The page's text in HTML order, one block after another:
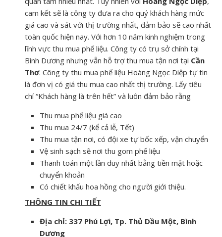
cam kết sẽ là công ty đưa ra cho quý khách hàng mức
giá cao và sát với thị trường nhất, đảm bảo sẽ cao nhất
toàn quốc hiện nay. Với hơn 10 năm kinh nghiệm trong
lĩnh vực thu mua phế liệu. Công ty có trụ sở chính tại
Bình Dương nhưng vẫn hỗ trợ thu mua tận nơi tại Cần
Thơ. Công ty thu mua phế liệu Hoàng Ngọc Diệp tự tin
là đơn vị có giá thu mua cao nhất thị trường. Lấy tiêu
chí “Khách hàng là trên hết” và luôn đảm bảo rằng
Thu mua phế liệu giá cao
Thu mua 24/7 (kể cả lễ, Tết)
Thu mua tận nơi, có đội xe tự bốc xếp, vận chuyển
Vệ sinh sạch sẽ nơi thu gom phế liệu
Thanh toán một lần duy nhất bằng tiền mặt hoặc
chuyển khoản
Có chiết khấu hoa hồng cho người giới thiệu.
THÔNG TIN CHI TIẾT
Địa chỉ: 337 Phú Lợi, Tp. Thủ Dầu Một, Bình
Dương